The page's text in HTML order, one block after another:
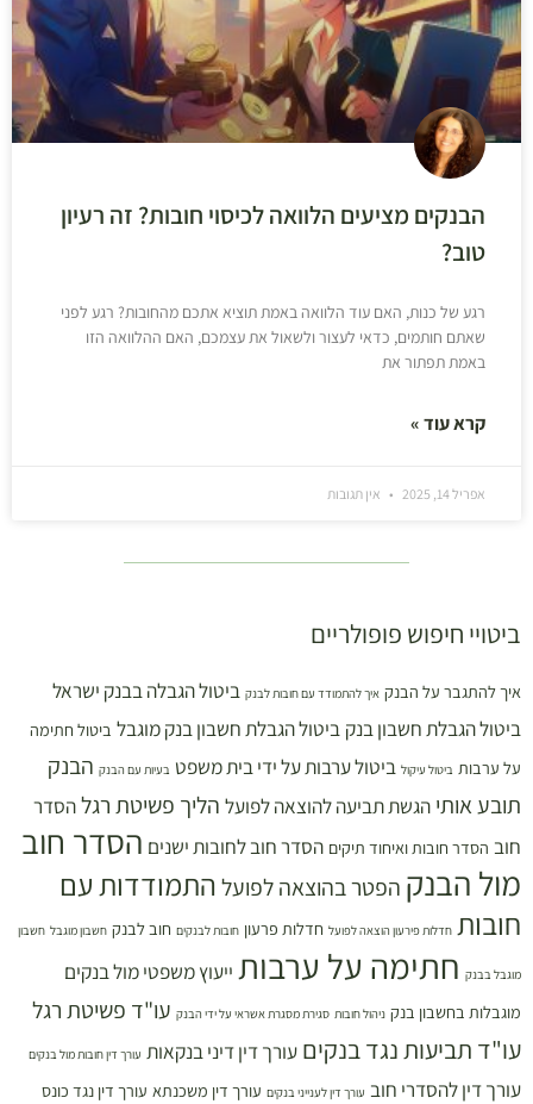
הבנקים מציעים הלוואה לכיסוי חובות? זה רעיון
טוב?
רגע של כנות, האם עוד הלוואה באמת תוציא אתכם מהחובות? רגע לפני
שאתם חותמים, כדאי לעצור ולשאול את עצמכם, האם ההלוואה הזו
באמת תפתור את
קרא עוד »
אפריל 14, 2025 אין תגובות
ביטויי חיפוש פופולריים
איך להתגבר על הבנק איך להתמודד עם חובות לבנק ביטול הגבלה בבנק ישראל
ביטול הגבלת חשבון בנק ביטול הגבלת חשבון בנק מוגבל ביטול חתימה
על ערבות ביטול עיקול ביטול ערבות על ידי בית משפט בעיות עם הבנק הבנק
תובע אותי הגשת תביעה להוצאה לפועל הליך פשיטת רגל הסדר
חוב הסדר חובות ואיחוד תיקים הסדר חוב לחובות ישנים הסדר חוב
מול הבנק הפטר בהוצאה לפועל התמודדות עם
חובות חדלות פירעון הוצאה לפועל חדלות פרעון חובות לבנקים חוב לבנק חשבון מוגבל חשבון
מוגבל בבנק חתימה על ערבות ייעוץ משפטי מול בנקים
מוגבלות בחשבון בנק ניהול חובות סגירת מסגרת אשראי על ידי הבנק עו"ד פשיטת רגל
עו"ד תביעות נגד בנקים עורך דין דיני בנקאות עורך דין חובות מול בנקים
עורך דין להסדרי חוב עורך דין לענייני בנקים עורך דין משכנתא עורך דין נגד כונס